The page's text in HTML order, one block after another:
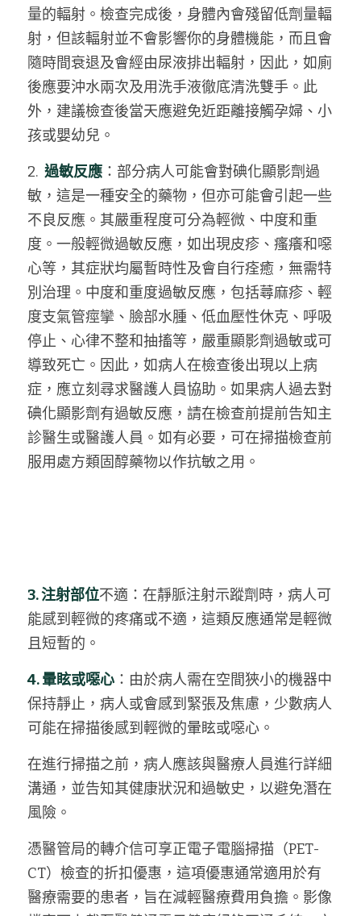
量的輻射。檢查完成後，身體內會殘留低劑量輻
射，但該輻射並不會影響你的身體機能，而且會
隨時間衰退及會經由尿液排出輻射，因此，如廁
後應要沖水兩次及用洗手液徹底清洗雙手。此
外，建議檢查後當天應避免近距離接觸孕婦、小
孩或嬰幼兒。
2. 過敏反應 ：部分病人可能會對碘化顯影劑過
敏，這是一種安全的藥物，但亦可能會引起一些
不良反應。其嚴重程度可分為輕微、中度和重
度。一般輕微過敏反應，如出現皮疹、瘙癢和噁
心等，其症狀均屬暫時性及會自行痊癒，無需特
別治理。中度和重度過敏反應，包括蕁麻疹、輕
度支氣管痙攣、臉部水腫、低血壓性休克、呼吸
停止、心律不整和抽搐等，嚴重顯影劑過敏或可
導致死亡。因此，如病人在檢查後出現以上病
症，應立刻尋求醫護人員協助。如果病人過去對
碘化顯影劑有過敏反應，請在檢查前提前告知主
診醫生或醫護人員。如有必要，可在掃描檢查前
服用處方類固醇藥物以作抗敏之用。
3. 注射部位不適：在靜脈注射示蹤劑時，病人可
能感到輕微的疼痛或不適，這類反應通常是輕微
且短暫的。
4. 暈眩或噁心 ：由於病人需在空間狹小的機器中
保持靜止，病人或會感到緊張及焦慮，少數病人
可能在掃描後感到輕微的暈眩或噁心。
在進行掃描之前，病人應該與醫療人員進行詳細
溝通，並告知其健康狀況和過敏史，以避免潛在
風險。
憑醫管局的轉介信可享正電子電腦掃描（PET-
CT）檢查的折扣優惠，這項優惠通常適用於有
醫療需要的患者，旨在減輕醫療費用負擔。影像